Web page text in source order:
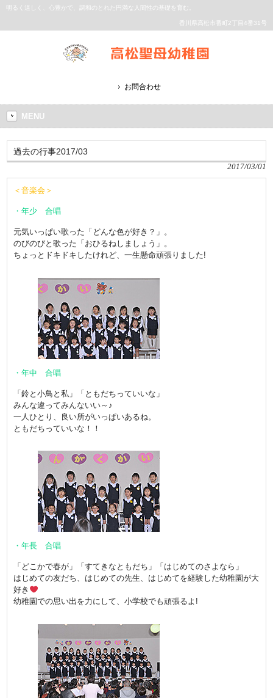
明るく逞しく、心豊かで、調和のとれた円満な人間性の基礎を育む。
香川県高松市番町2丁目4番31号
お問合わせ
MENU
過去の行事2017/03
2017/03/01
＜音楽会＞
・年少 合唱
元気いっぱい歌った「どんな色が好き？」。
のびのびと歌った「おひるねしましょう」。
ちょっとドキドキしたけれど、一生懸命頑張りました!
・年中 合唱
「鈴と小鳥と私」「ともだちっていいな」
みんな違ってみんないい～♪
一人ひとり、良い所がいっぱいあるね。
ともだちっていいな！！
・年長 合唱
「どこかで春が」「すてきなともだち」「はじめてのさよなら」
はじめての友だち、はじめての先生、はじめてを経験した幼稚園が大
好き
幼稚園での思い出を力にして、小学校でも頑張るよ!